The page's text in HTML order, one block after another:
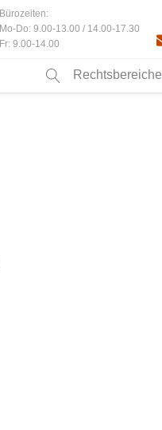
Bürozeiten:
Mo-Do: 9.00-13.00 / 14.00-17.30
Fr: 9.00-14.00
Rechtsbereiche